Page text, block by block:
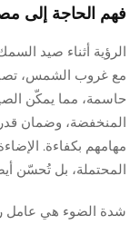
فهم الحاجة إلى
الرؤية أثناء صيد
مع غروب الشمس،
حاسمة، مما يمكّن
المنخفضة، وضمان
مهامهم بكفاءة.
المحتملة، بل تُحسّن
شدة الضوء هي عامل